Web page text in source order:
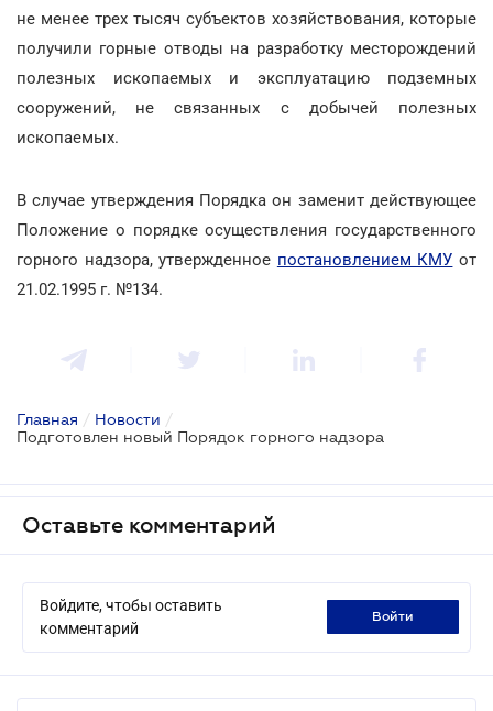
не менее трех тысяч субъектов хозяйствования, которые
получили горные отводы на разработку месторождений
полезных ископаемых и эксплуатацию подземных
сооружений, не связанных с добычей полезных
ископаемых.
В случае утверждения Порядка он заменит действующее
Положение о порядке осуществления государственного
горного надзора, утвержденное постановлением КМУ от
21.02.1995 г. №134.
Главная / Новости /
Подготовлен новый Порядок горного надзора
Оставьте комментарий
Войдите, чтобы оставить
комментарий
войти